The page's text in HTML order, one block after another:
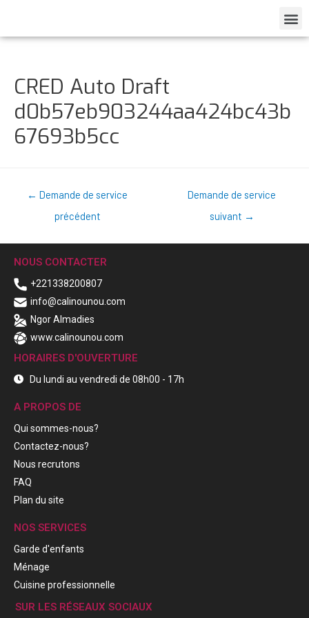
CRED Auto Draft
d0b57eb903244aa424bc43b
67693b5cc
← Demande de service
précédent
Demande de service
suivant →
NOUS CONTACTER
+221338200807
info@calinounou.com
Ngor Almadies
www.calinounou.com
HORAIRES D'OUVERTURE
Du lundi au vendredi de 08h00 - 17h
A PROPOS DE
Qui sommes-nous?
Contactez-nous?
Nous recrutons
FAQ
Plan du site
NOS SERVICES
Garde d'enfants
Ménage
Cuisine professionnelle
SUR LES RÉSEAUX SOCIAUX